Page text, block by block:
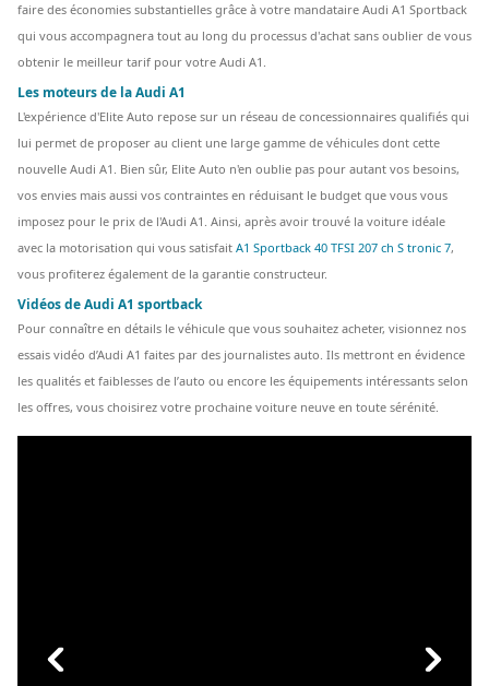
faire des économies substantielles grâce à votre mandataire Audi A1 Sportback
qui vous accompagnera tout au long du processus d'achat sans oublier de vous
obtenir le meilleur tarif pour votre Audi A1.
Les moteurs de la Audi A1
L'expérience d'Elite Auto repose sur un réseau de concessionnaires qualifiés qui
lui permet de proposer au client une large gamme de véhicules dont cette
nouvelle Audi A1. Bien sûr, Elite Auto n'en oublie pas pour autant vos besoins,
vos envies mais aussi vos contraintes en réduisant le budget que vous vous
imposez pour le prix de l'Audi A1. Ainsi, après avoir trouvé la voiture idéale
avec la motorisation qui vous satisfait A1 Sportback 40 TFSI 207 ch S tronic 7,
vous profiterez également de la garantie constructeur.
Vidéos de Audi A1 sportback
Pour connaître en détails le véhicule que vous souhaitez acheter, visionnez nos
essais vidéo d’Audi A1 faites par des journalistes auto. Ils mettront en évidence
les qualités et faiblesses de l’auto ou encore les équipements intéressants selon
les offres, vous choisirez votre prochaine voiture neuve en toute sérénité.